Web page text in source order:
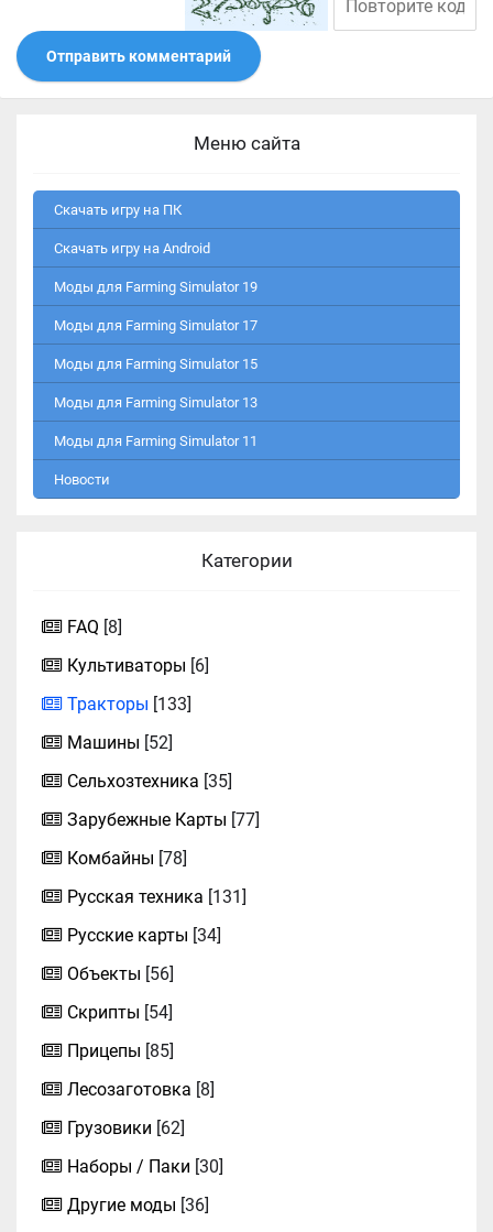
Отправить комментарий
Меню сайта
Скачать игру на ПК
Скачать игру на Android
Моды для Farming Simulator 19
Моды для Farming Simulator 17
Моды для Farming Simulator 15
Моды для Farming Simulator 13
Моды для Farming Simulator 11
Новости
Категории
FAQ [8]
Культиваторы [6]
Тракторы [133]
Машины [52]
Сельхозтехника [35]
Зарубежные Карты [77]
Комбайны [78]
Русская техника [131]
Русские карты [34]
Объекты [56]
Скрипты [54]
Прицепы [85]
Лесозаготовка [8]
Грузовики [62]
Наборы / Паки [30]
Другие моды [36]